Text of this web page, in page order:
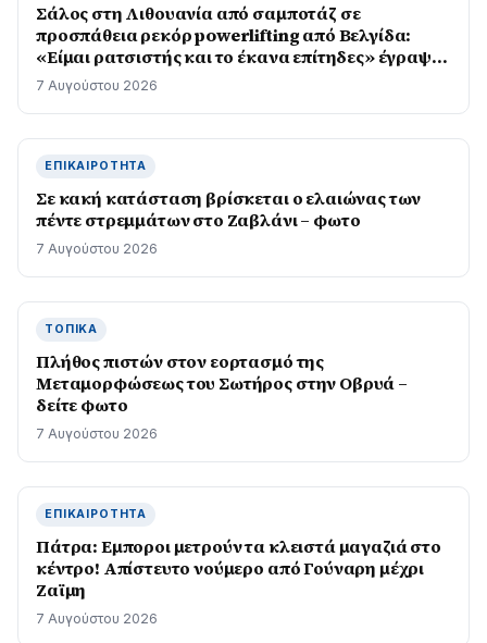
Σάλος στη Λιθουανία από σαμποτάζ σε
προσπάθεια ρεκόρ powerlifting από Βελγίδα:
«Είμαι ρατσιστής και το έκανα επίτηδες» έγραψε
ο δράστης
7 Αυγούστου 2026
ΕΠΙΚΑΙΡΌΤΗΤΑ
Σε κακή κατάσταση βρίσκεται ο ελαιώνας των
πέντε στρεμμάτων στο Ζαβλάνι – φωτο
7 Αυγούστου 2026
ΤΟΠΙΚΆ
Πλήθος πιστών στον εορτασμό της
Μεταμορφώσεως του Σωτήρος στην Οβρυά –
δείτε φωτο
7 Αυγούστου 2026
ΕΠΙΚΑΙΡΌΤΗΤΑ
Πάτρα: Εμποροι μετρούν τα κλειστά μαγαζιά στο
κέντρο! Απίστευτο νούμερο από Γούναρη μέχρι
Ζαϊμη
7 Αυγούστου 2026